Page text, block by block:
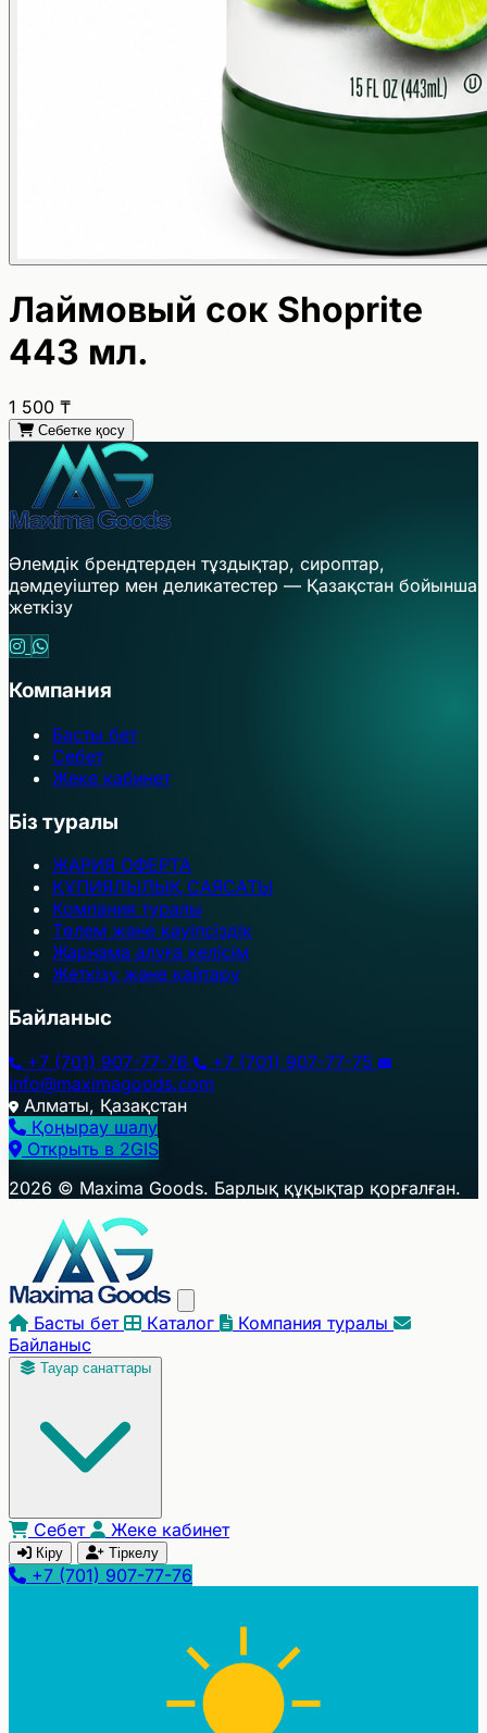
Лаймовый сок Shoprite
443 мл.
1 500 ₸
Себетке қосу
Әлемдік брендтерден тұздықтар, сироптар,
дәмдеуіштер мен деликатестер — Қазақстан бойынша
жеткізу
Компания
Басты бет
Себет
Жеке кабинет
Біз туралы
ЖАРИЯ ОФЕРТА
ҚҰПИЯЛЫЛЫҚ САЯСАТЫ
Компания туралы
Төлем және қауіпсіздік
Жарнама алуға келісім
Жеткізу және қайтару
Байланыс
+7 (701) 907-77-76
+7 (701) 907-77-75
info@maximagoods.com
Алматы, Қазақстан
Қоңырау шалу
+
−
Открыть в 2GIS
2026 © Maxima Goods. Барлық құқықтар қорғалған.
Басты бет Каталог
Компания туралы
Байланыс
Тауар санаттары
Себет Жеке кабинет
Кіру Тіркелу
+7 (701) 907-77-76